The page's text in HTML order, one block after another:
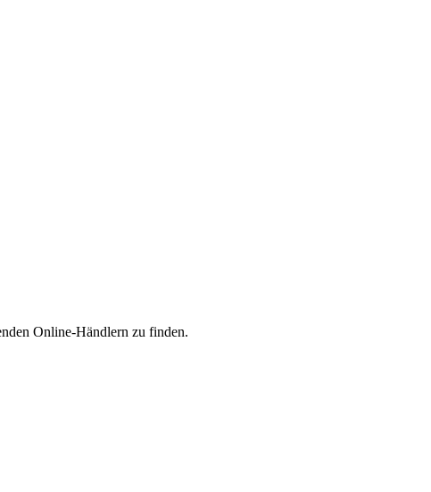
Online-Händlern zu finden.